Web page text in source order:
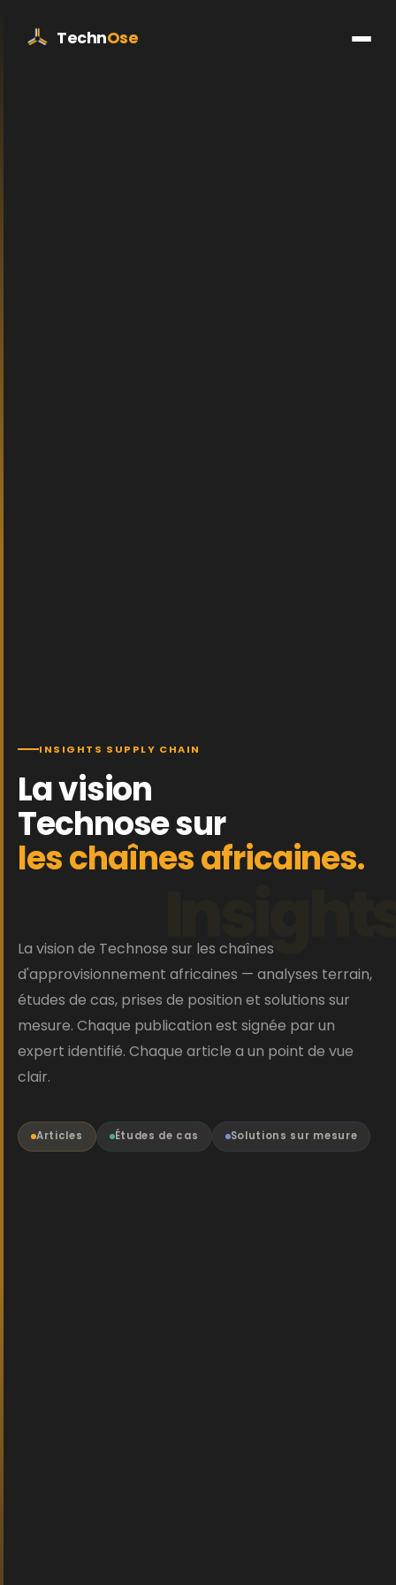
TechnOse
INSIGHTS SUPPLY CHAIN
La vision
Technose sur
les chaînes africaines.
La vision de Technose sur les chaînes
d'approvisionnement africaines — analyses terrain,
études de cas, prises de position et solutions sur
mesure. Chaque publication est signée par un
expert identifié. Chaque article a un point de vue
clair.
Articles Études de cas Solutions sur mesure